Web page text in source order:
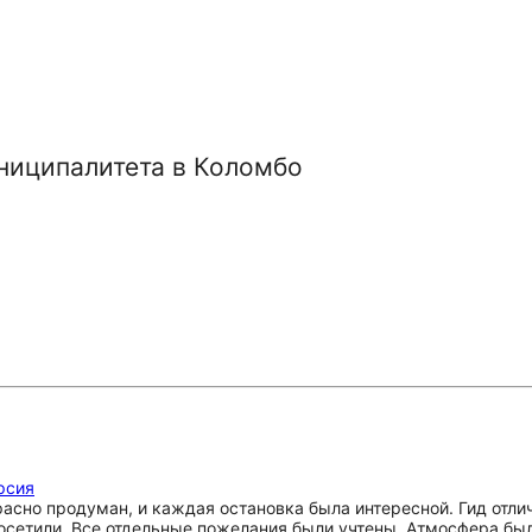
в Коломбо
продуман, и каждая остановка была интересной. Гид
Все отдельные пожелания были учтены. Атмосфера